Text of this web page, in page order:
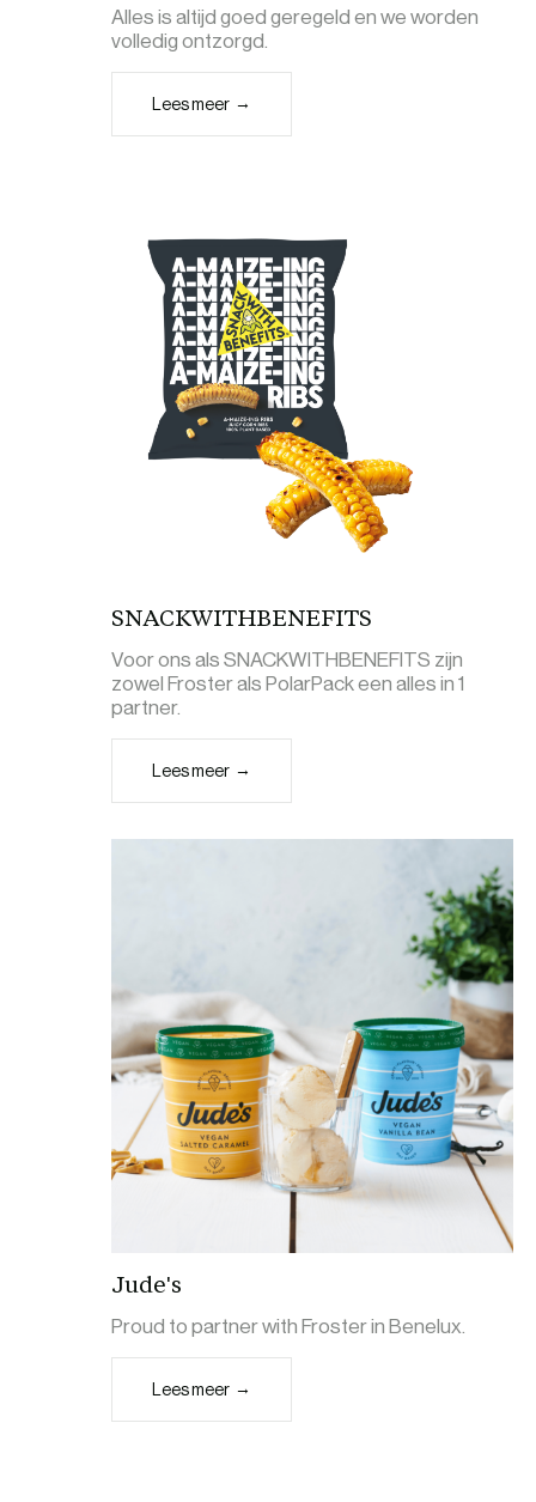
Alles is altijd goed geregeld en we worden
volledig ontzorgd.
Lees meer
SNACKWITHBENEFITS
Voor ons als SNACKWITHBENEFITS zijn
zowel Froster als PolarPack een alles in 1
partner.
Lees meer
Jude's
Proud to partner with Froster in Benelux.
Lees meer